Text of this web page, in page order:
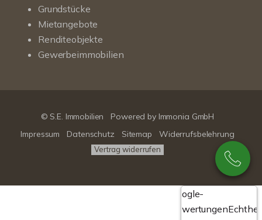
Grundstücke
Mietangebote
Renditeobjekte
Gewerbeimmobilien
© S.E. Immobilien Powered by Immonia GmbH
Impressum
Datenschutz Sitemap Widerrufsbelehrung
Vertrag widerrufen
Google-
Bewertungen